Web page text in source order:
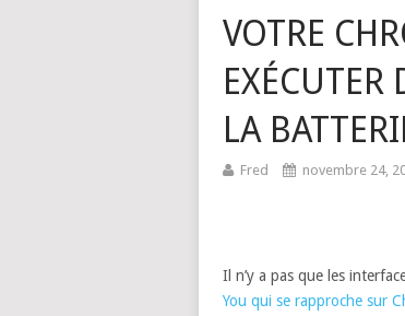
VOTRE
EXÉCUTER
LA
Fred novembre 24,
Il n’y a pas que les
You qui se rapproche sur